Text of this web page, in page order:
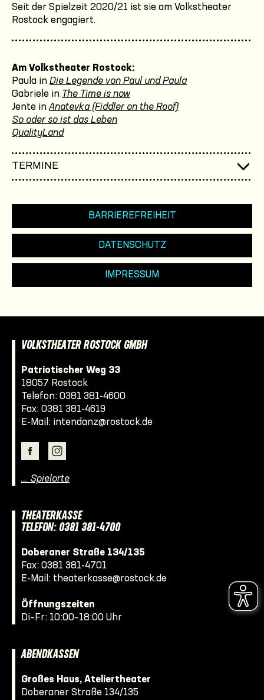
Seit der Spielzeit 2020/21 ist sie am Volkstheater
Rostock engagiert.
Am Volkstheater Rostock:
Paula in Die Legende von Paul und Paula
Gabriele in The Time is now
Jente in Anatevka (Fiddler on the Roof)
So oder so ist das Leben
QualityLand
TERMINE
BARRIEREFREIHEIT
DATENSCHUTZ
IMPRESSUM
VOLKSTHEATER ROSTOCK GMBH
Patriotischer Weg 33
18057 Rostock
Telefon: 0381 381-4600
Fax: 0381 381-4619
E-Mail: intendanz@rostock.de
… Spielorte
THEATERKASSE
TELEFON: 0381 381-4700
Doberaner Straße 134/135
Fax: 0381 381-4701
E-Mail: theaterkasse@rostock.de
Öffnungszeiten
Di–Fr: 10:00–18:00 Uhr
ABENDKASSEN
Großes Haus, Ateliertheater
Doberaner Straße 134/135